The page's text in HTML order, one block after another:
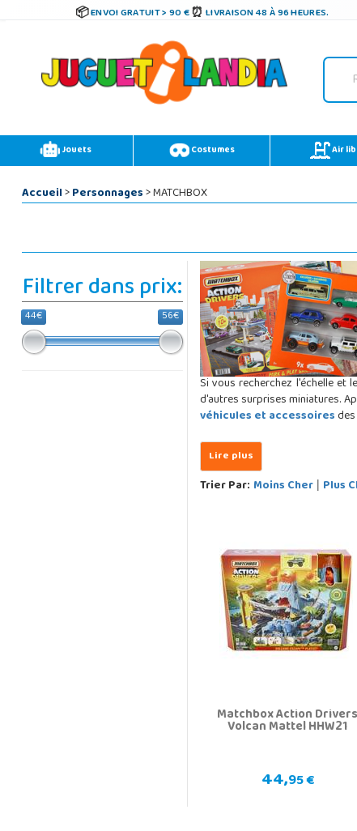
ENVOI GRATUIT > 90 € LIVRAISON 48 À 96 HEURES.
Jouets Costumes Air
Accueil>Personnages> MATCHBOX
Filtrer dans prix:
44€ 56€
Si vous recherchez l'échelle et
d'autres surprises miniatures.
véhicules et accessoires
Trier Par: Moins Cher| Plus
Matchbox Action Drivers
Volcan Mattel HHW21
44,95 €